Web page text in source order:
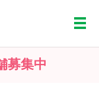
メ
募集中